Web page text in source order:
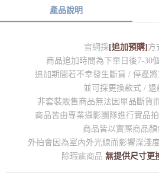
產品說明
官網採[追加預購]方
商品追加時間為下單日後7-30
追加期間若不幸發生斷貨 / 停產
並可採更換款式 / 退
非套裝販售商品無法因單品斷貨
商品皆由專業攝影團隊進行實品
商品皆以實際商品
外拍會因為室內外光線而影響深淺
除瑕疵商品 無提供尺寸更